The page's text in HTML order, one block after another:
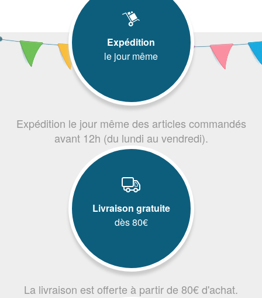
Expédition
le jour même
Expédition le jour même des articles commandés
avant 12h (du lundi au vendredi).
Livraison gratuite
dès 80€
La livraison est offerte à partir de 80€ d'achat.